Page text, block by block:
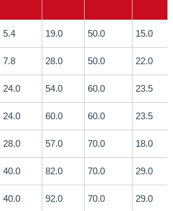
5.4 19.0 50.0 15.0
7.8 28.0 50.0 22.0
24.0 54.0 60.0 23.5
24.0 60.0 60.0 23.5
28.0 57.0 70.0 18.0
40.0 82.0 70.0 29.0
40.0 92.0 70.0 29.0